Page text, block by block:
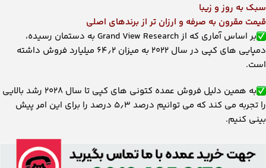
سبک به روز و زیبا
قیمت مقرون به صرفه و ارزان تر از برندهای اصلی
بر اساس آماری که از Grand View Research به دستمان رسیده،
دمپایی های کپی در سال ۲۰۲۲ به میزان ۶۴٫۲ میلیارد فروش داشته
است.
به همین دلیل فروش عمده کتونی های کپی تا سال ۲۰۲۸ رشد بالایی
را تجربه می کند که می توانیم درصد ۵٫۳ درصد را برای این امر پیش
بینی کنیم.